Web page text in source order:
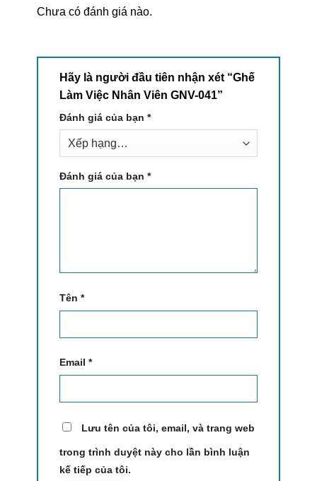
Chưa có đánh giá nào.
Hãy là người đầu tiên nhận xét “Ghế
Làm Việc Nhân Viên GNV-041”
Đánh giá của bạn *
Đánh giá của bạn *
Tên *
Email *
Lưu tên của tôi, email, và trang web
trong trình duyệt này cho lần bình luận
kế tiếp của tôi.